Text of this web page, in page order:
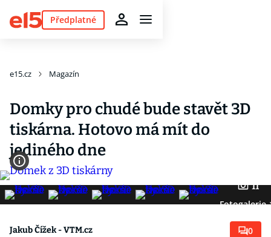
Předplatné
e15.cz Magazín
Domky pro chudé bude stavět 3D
tiskárna. Hotovo má mít do
jediného dne
11
Fotogalerie
Jakub Čížek - VTM.cz 0